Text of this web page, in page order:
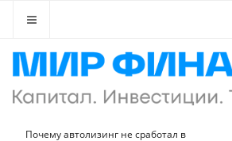
Почему автолизинг не сработал в